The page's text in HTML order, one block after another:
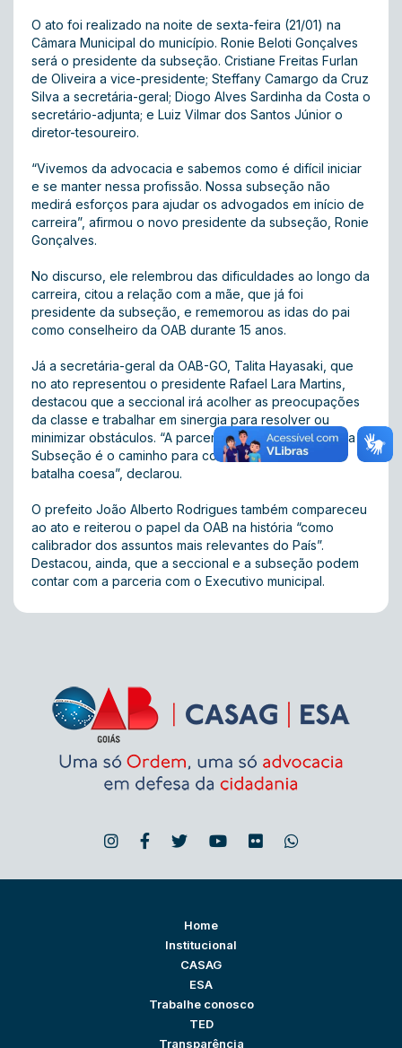
O ato foi realizado na noite de sexta-feira (21/01) na
Câmara Municipal do município. Ronie Beloti Gonçalves
será o presidente da subseção. Cristiane Freitas Furlan
de Oliveira a vice-presidente; Steffany Camargo da Cruz
Silva a secretária-geral; Diogo Alves Sardinha da Costa o
secretário-adjunta; e Luiz Vilmar dos Santos Júnior o
diretor-tesoureiro.
“Vivemos da advocacia e sabemos como é difícil iniciar
e se manter nessa profissão. Nossa subseção não
medirá esforços para ajudar os advogados em início de
carreira”, afirmou o novo presidente da subseção, Ronie
Gonçalves.
No discurso, ele relembrou das dificuldades ao longo da
carreira, citou a relação com a mãe, que já foi
presidente da subseção, e rememorou as idas do pai
como conselheiro da OAB durante 15 anos.
Já a secretária-geral da OAB-GO, Talita Hayasaki, que
no ato representou o presidente Rafael Lara Martins,
destacou que a seccional irá acolher as preocupações
da classe e trabalhar em sinergia para resolver ou
minimizar obstáculos. “A parceria entre a Seccional e a
Subseção é o caminho para construir uma frente de
batalha coesa”, declarou.
O prefeito João Alberto Rodrigues também compareceu
ao ato e reiterou o papel da OAB na história “como
calibrador dos assuntos mais relevantes do País”.
Destacou, ainda, que a seccional e a subseção podem
contar com a parceria com o Executivo municipal.
Home
Institucional
CASAG
ESA
Trabalhe conosco
TED
Transparência